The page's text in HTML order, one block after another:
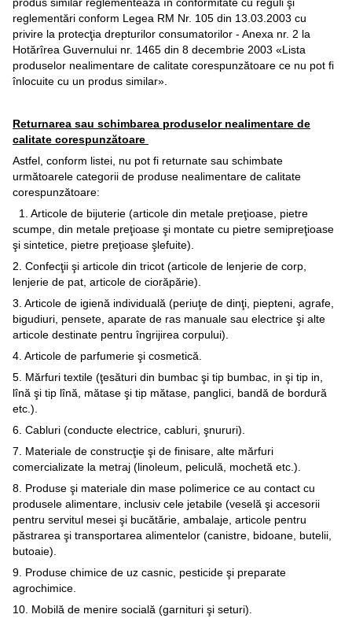
produs similar reglementează în conformitate cu reguli şi
reglementări conform Legea RM Nr. 105 din 13.03.2003 cu
privire la protecţia drepturilor consumatorilor - Anexa nr. 2 la
Hotărîrea Guvernului nr. 1465 din 8 decembrie 2003 «Lista
produselor nealimentare de calitate corespunzătoare ce nu pot fi
înlocuite cu un produs similar».
Returnarea sau schimbarea produselor nealimentare de
calitate corespunzătoare
Astfel, conform listei, nu pot fi returnate sau schimbate
următoarele categorii de produse nealimentare de calitate
corespunzătoare:
1. Articole de bijuterie (articole din metale preţioase, pietre
scumpe, din metale preţioase şi montate cu pietre semipreţioase
şi sintetice, pietre preţioase şlefuite).
2. Confecţii şi articole din tricot (articole de lenjerie de corp,
lenjerie de pat, articole de ciorăpărie).
3. Articole de igienă individuală (periuţe de dinţi, piepteni, agrafe,
bigudiuri, pensete, aparate de ras manuale sau electrice şi alte
articole destinate pentru îngrijirea corpului).
4. Articole de parfumerie şi cosmetică.
5. Mărfuri textile (ţesături din bumbac şi tip bumbac, in şi tip in,
lînă şi tip lînă, mătase şi tip mătase, panglici, bandă de bordură
etc.).
6. Cabluri (conducte electrice, cabluri, şnururi).
7. Materiale de construcţie şi de finisare, alte mărfuri
comercializate la metraj (linoleum, peliculă, mochetă etc.).
8. Produse şi materiale din mase polimerice ce au contact cu
produsele alimentare, inclusiv cele jetabile (veselă şi accesorii
pentru servitul mesei şi bucătărie, ambalaje, articole pentru
păstrarea şi transportarea alimentelor (canistre, bidoane, butelii,
butoaie).
9. Produse chimice de uz casnic, pesticide şi preparate
agrochimice.
10. Mobilă de menire socială (garnituri şi seturi).